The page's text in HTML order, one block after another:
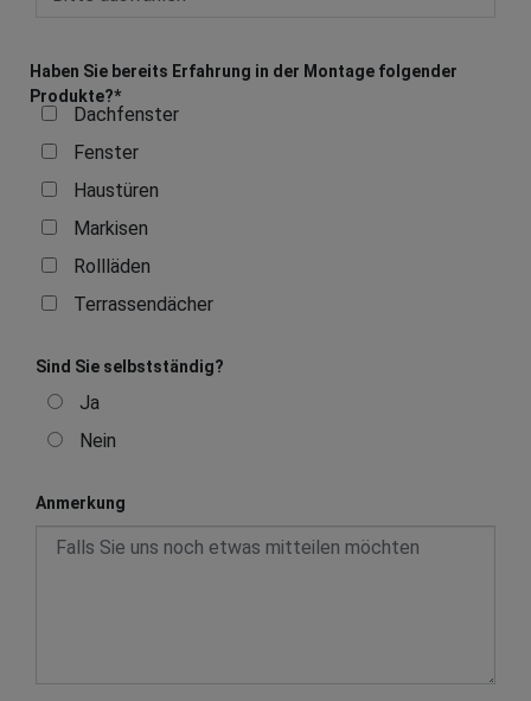
Haben Sie bereits Erfahrung in der Montage folgender
Produkte?*
Dachfenster
Fenster
Haustüren
Markisen
Rollläden
Terrassendächer
Sind Sie selbstständig?
Ja
Nein
Anmerkung